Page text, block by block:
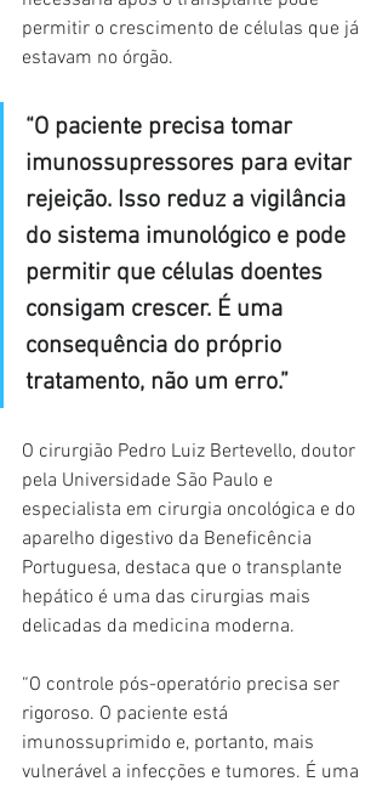
permitir o crescimento de células que já
estavam no órgão.
“O paciente precisa tomar
imunossupressores para evitar
rejeição. Isso reduz a vigilância
do sistema imunológico e pode
permitir que células doentes
consigam crescer. É uma
consequência do próprio
tratamento, não um erro.”
O cirurgião Pedro Luiz Bertevello, doutor
pela Universidade São Paulo e
especialista em cirurgia oncológica e do
aparelho digestivo da Beneficência
Portuguesa, destaca que o transplante
hepático é uma das cirurgias mais
delicadas da medicina moderna.
“O controle pós-operatório precisa ser
rigoroso. O paciente está
imunossuprimido e, portanto, mais
vulnerável a infecções e tumores. É uma